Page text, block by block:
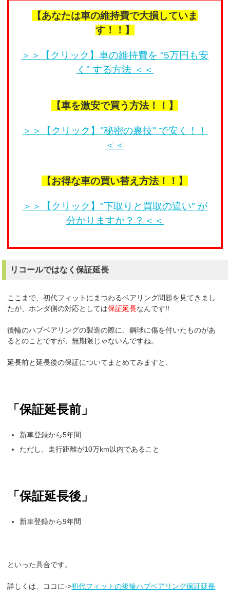
【あなたは車の維持費で大損していま
す！！】
＞＞【クリック】車の維持費を "5万円も安
く" する方法 ＜＜
【車を激安で買う方法！！】
＞＞【クリック】"秘密の裏技" で安く！！
＜＜
【お得な車の買い替え方法！！】
＞＞【クリック】"下取りと買取の違い" が
分かりますか？？＜＜
リコールではなく保証延長
ここまで、初代フィットにまつわるベアリング問題を見てきまし
たが、ホンダ側の対応としては保証延長なんです!!
後輪のハブベアリングの製造の際に、鋼球に傷を付いたものがあ
るとのことですが、無期限じゃないんですね。
延長前と延長後の保証についてまとめてみますと、
「保証延長前」
新車登録から5年間
ただし、走行距離が10万km以内であること
「保証延長後」
新車登録から9年間
といった具合です。
詳しくは、ココに->初代フィットの後輪ハブベアリング保証延長